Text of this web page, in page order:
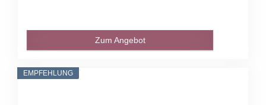
Zum Angebot
EMPFEHLUNG